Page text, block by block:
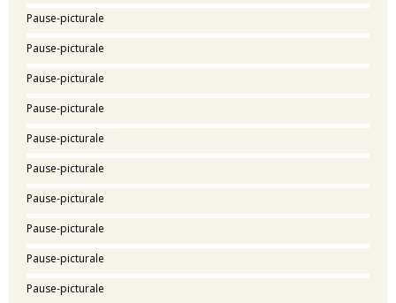
Pause-picturale
Pause-picturale
Pause-picturale
Pause-picturale
Pause-picturale
Pause-picturale
Pause-picturale
Pause-picturale
Pause-picturale
Pause-picturale